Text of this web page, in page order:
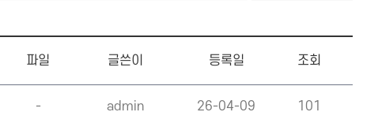
파일 글쓴이 등록일 조회
- admin 26-04-09 101